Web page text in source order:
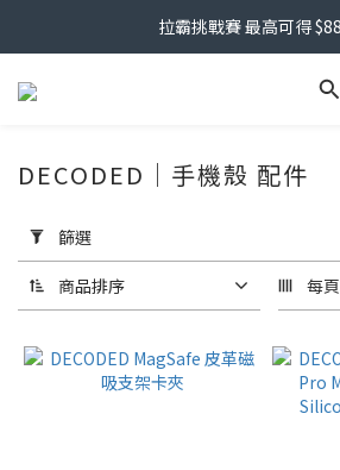
拉霸挑戰賽 最高可得
用
篩
選
(0/20)
價格
DECODED｜手機殼 配件
篩選
商品排序 每